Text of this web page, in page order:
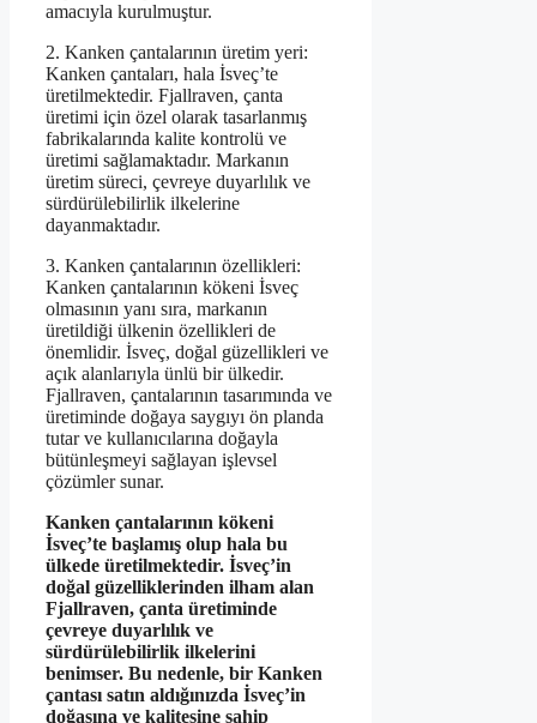
amacıyla kurulmuştur.
2. Kanken çantalarının üretim yeri:
Kanken çantaları, hala İsveç’te
üretilmektedir. Fjallraven, çanta
üretimi için özel olarak tasarlanmış
fabrikalarında kalite kontrolü ve
üretimi sağlamaktadır. Markanın
üretim süreci, çevreye duyarlılık ve
sürdürülebilirlik ilkelerine
dayanmaktadır.
3. Kanken çantalarının özellikleri:
Kanken çantalarının kökeni İsveç
olmasının yanı sıra, markanın
üretildiği ülkenin özellikleri de
önemlidir. İsveç, doğal güzellikleri ve
açık alanlarıyla ünlü bir ülkedir.
Fjallraven, çantalarının tasarımında ve
üretiminde doğaya saygıyı ön planda
tutar ve kullanıcılarına doğayla
bütünleşmeyi sağlayan işlevsel
çözümler sunar.
Kanken çantalarının kökeni
İsveç’te başlamış olup hala bu
ülkede üretilmektedir. İsveç’in
doğal güzelliklerinden ilham alan
Fjallraven, çanta üretiminde
çevreye duyarlılık ve
sürdürülebilirlik ilkelerini
benimser. Bu nedenle, bir Kanken
çantası satın aldığınızda İsveç’in
doğasına ve kalitesine sahip